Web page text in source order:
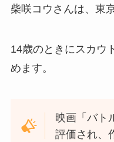
柴咲コウさんは、東
14歳のときにスカウ
めます。
映画「バト
評価され、